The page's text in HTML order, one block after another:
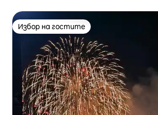
Избор на гостите
Избор на гостите